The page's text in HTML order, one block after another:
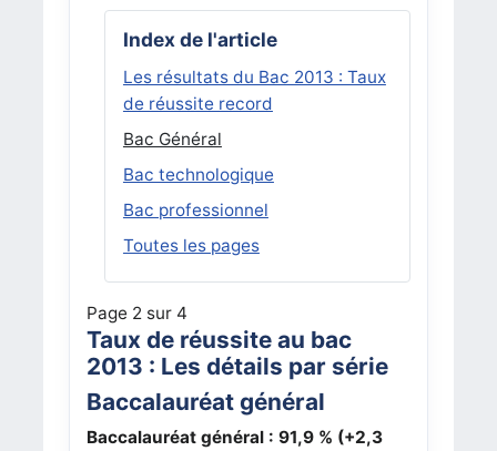
Index de l'article
Les résultats du Bac 2013 : Taux
de réussite record
Bac Général
Bac technologique
Bac professionnel
Toutes les pages
Page 2 sur 4
Taux de réussite au bac
2013 : Les détails par série
Baccalauréat général
Baccalauréat général : 91,9 % (+2,3